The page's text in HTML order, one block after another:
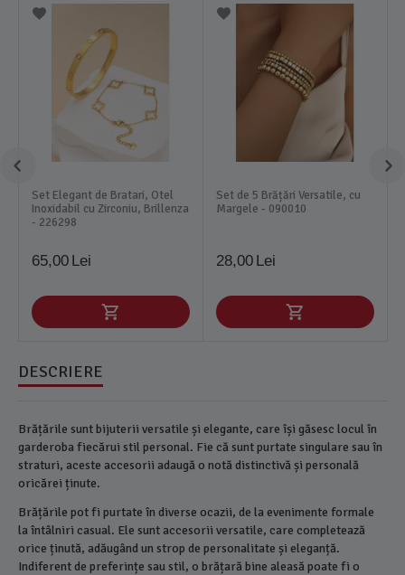
Set Elegant de Bratari, Otel
Inoxidabil cu Zirconiu, Brillenza
- 226298
65,00 Lei
Set de 5 Brățări Versatile, cu
Margele - 090010
28,00 Lei
DESCRIERE
Brățările sunt bijuterii versatile și elegante, care își găsesc locul în
garderoba fiecărui stil personal. Fie că sunt purtate singulare sau în
straturi, aceste accesorii adaugă o notă distinctivă și personală
oricărei ținute.
Brățările pot fi purtate în diverse ocazii, de la evenimente formale
la întâlniri casual. Ele sunt accesorii versatile, care completează
orice ținută, adăugând un strop de personalitate și eleganță.
Indiferent de preferințe sau stil, o brățară bine aleasă poate fi o